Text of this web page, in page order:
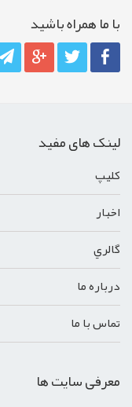
با ما همراه باشيد
لینک های مفید
کليپ
اخبار
گالري
درباره ما
تماس با ما
معرفی سایت ها